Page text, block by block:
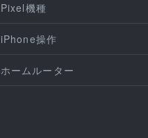
Pixel機種
iPhone操作
ホームルーター